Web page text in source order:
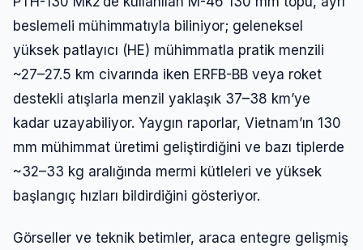
beslemeli mühimmatıyla biliniyor; geleneksel
yüksek patlayıcı (HE) mühimmatla pratik menzili
~27–27.5 km civarında iken ERFB-BB veya roket
destekli atışlarla menzil yaklaşık 37–38 km’ye
kadar uzayabiliyor. Yaygın raporlar, Vietnam’ın 130
mm mühimmat üretimi geliştirdiğini ve bazı tiplerde
~32–33 kg aralığında mermi kütleleri ve yüksek
başlangıç hızları bildirdiğini gösteriyor.
Görseller ve teknik betimler, araca entegre gelişmiş